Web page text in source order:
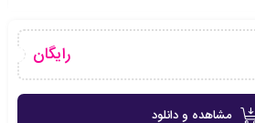
رایگان
مشاهده و دانلود